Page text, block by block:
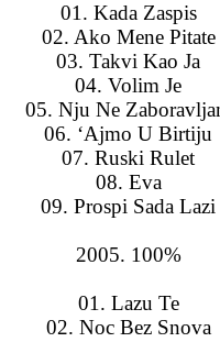
01. Kada Zaspis
02. Ako Mene Pitate
03. Takvi Kao Ja
04. Volim Je
05. Nju Ne
06. ‘Ajmo U Birtiju
07. Ruski Rulet
08. Eva
09. Prospi Sada Lazi
2005. 100%
01. Lazu Te
02. Noc Bez Snova